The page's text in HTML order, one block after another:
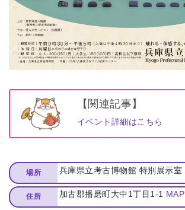
【関連記事】
イベント詳細はこちら
場所 兵庫県立考古博物館 特別展示室
住所 加古郡播磨町大中1丁目1-1 MAP